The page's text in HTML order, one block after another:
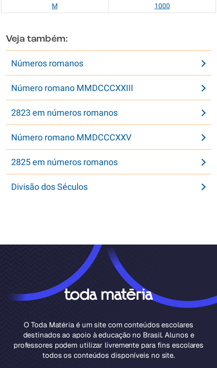
M
1000
Veja também:
Números romanos
Número romano MMDCCCXXIII
2823 em números romanos
Número romano MMDCCCXXV
2825 em números romanos
Divisão dos Séculos
O Toda Matéria é um site com conteúdos escolares
destinados ao apoio à educação no Brasil. Alunos e
professores podem utilizar livremente para fins escolares
todos os conteúdos disponíveis no site.